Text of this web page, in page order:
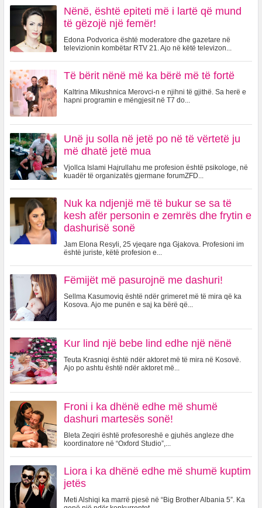
Nënë, është epiteti më i lartë që mund
të gëzojë një femër!
Edona Podvorica është moderatore dhe gazetare në
televizionin kombëtar RTV 21. Ajo në këtë televizon...
Të bërit nënë më ka bërë më të fortë
Kaltrina Mikushnica Merovci-n e njihni të gjithë. Sa herë e
hapni programin e mëngjesit në T7 do...
Unë ju solla në jetë po në të vërtetë ju
më dhatë jetë mua
Vjollca Islami Hajrullahu me profesion është psikologe, në
kuadër të organizatës gjermane forumZFD...
Nuk ka ndjenjë më të bukur se sa të
kesh afër personin e zemrës dhe frytin e
dashurisë sonë
Jam Elona Resyli, 25 vjeqare nga Gjakova. Profesioni im
është juriste, këtë profesion e...
Fëmijët më pasurojnë me dashuri!
Sellma Kasumoviq është ndër grimeret më të mira që ka
Kosova. Ajo me punën e saj ka bërë që...
Kur lind një bebe lind edhe një nënë
Teuta Krasniqi është ndër aktoret më të mira në Kosovë.
Ajo po ashtu është ndër aktoret më...
Froni i ka dhënë edhe më shumë
dashuri martesës sonë!
Bleta Zeqiri është profesoreshë e gjuhës angleze dhe
koordinatore në “Oxford Studio”,...
Liora i ka dhënë edhe më shumë kuptim
jetës
Meti Alshiqi ka marrë pjesë në “Big Brother Albania 5”. Ka